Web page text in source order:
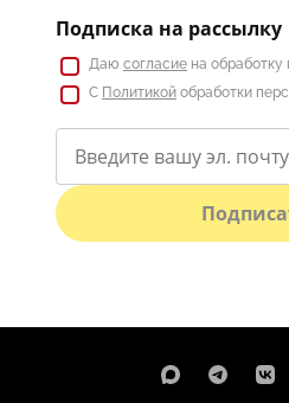
Подписка на рассылку
Даю согласие на
С Политикой обработки